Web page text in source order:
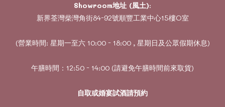
Showroom地址 (風土):
新界荃灣柴灣角街84-92號順豐工業中心15樓O室
(營業時間: 星期一至六 10:00 - 18:00 , 星期日及公眾假期休息)
午膳時間：12:50 - 14:00 (請避免午膳時間前來取貨)
自取或婚宴試酒請預約